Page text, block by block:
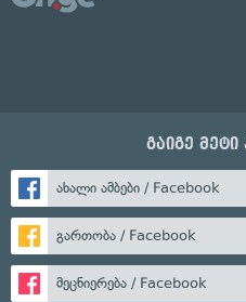
გაიგე
ახალი ამბები / Facebook
გართობა / Facebook
მეცნიერება / Facebook